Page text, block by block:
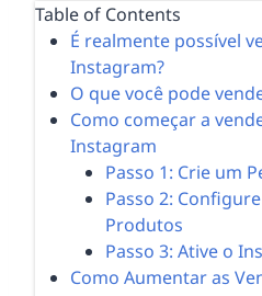
Table of Contents
É realmente possível
Instagram?
O que você pode
Como começar a
Instagram
Passo 1: Crie um
Passo 2:
Produtos
Passo 3: Ative o
Como Aumentar as